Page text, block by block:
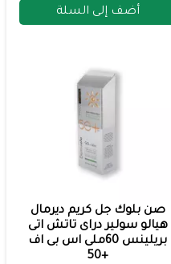
أضف إلى السلة
صن بلوك جل كريم ديرمال
هيالو سولير دراى تاتش اتى
بريلينس 60ملى اس بى اف
+50